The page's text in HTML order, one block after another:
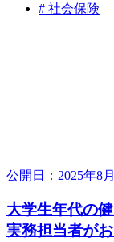
# 社会保険
公開日：2025年8
大学生年代の
実務担当者が